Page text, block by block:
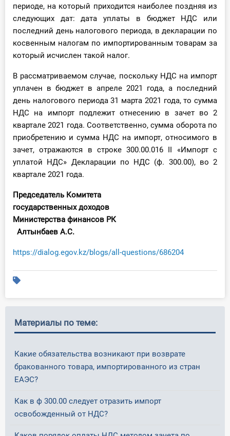
периоде, на который приходится наиболее поздняя из
следующих дат: дата уплаты в бюджет НДС или
последний день налогового периода, в декларации по
косвенным налогам по импортированным товарам за
который исчислен такой налог.
В рассматриваемом случае, поскольку НДС на импорт
уплачен в бюджет в апреле 2021 года, а последний
день налогового периода 31 марта 2021 года, то сумма
НДС на импорт подлежит отнесению в зачет во 2
квартале 2021 года. Соответственно, сумма оборота по
приобретению и сумма НДС на импорт, относимого в
зачет, отражаются в строке 300.00.016 II «Импорт с
уплатой НДС» Декларации по НДС (ф. 300.00), во 2
квартале 2021 года.
Председатель Комитета
государственных доходов
Министерства финансов РК
Алтынбаев А.С.
https://dialog.egov.kz/blogs/all-questions/686204
Материалы по теме:
Какие обязательства возникают при возврате
бракованного товара, импортированного из стран
ЕАЭС?
Как в ф 300.00 следует отразить импорт
освобожденный от НДС?